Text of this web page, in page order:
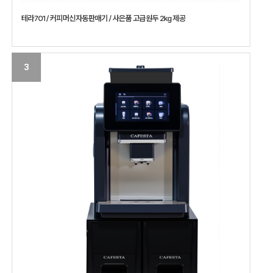
테라701 / 커피머신자동판매기 / 사은품 고급원두 2kg 제공
3